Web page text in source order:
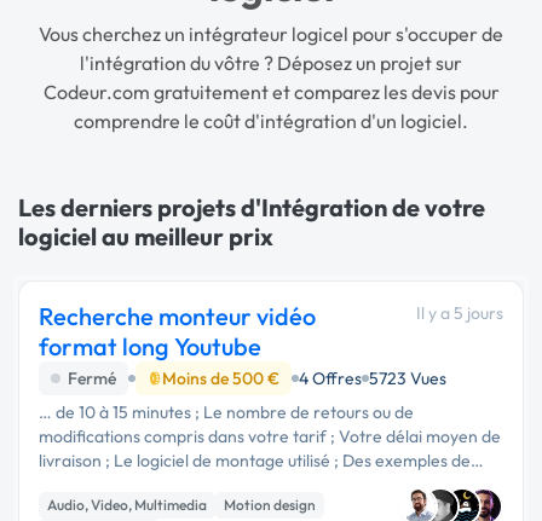
Vous cherchez un intégrateur logicel pour s'occuper de
l'intégration du vôtre ? Déposez un projet sur
Codeur.com gratuitement et comparez les devis pour
comprendre le coût d'intégration d'un logiciel.
Les derniers projets d'Intégration de votre
logiciel au meilleur prix
Recherche monteur vidéo
format long Youtube
Il y a 5 jours
Fermé Moins de 500 € 4 Offres 5723 Vues
… de 10 à 15 minutes ; Le nombre de retours ou de
modifications compris dans votre tarif ; Votre délai moyen de
livraison ; Le logiciel de montage utilisé ; Des exemples de
vidéos YouTube que vous avez déjà montées, de préférence
dans un style …
Audio, Video, Multimedia
Motion design